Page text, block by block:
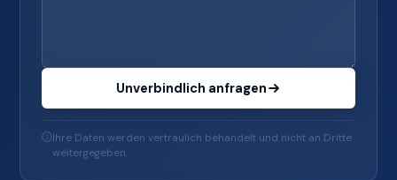
Unverbindlich anfragen
Ihre Daten werden vertraulich behandelt und nicht an Dritte
weitergegeben.